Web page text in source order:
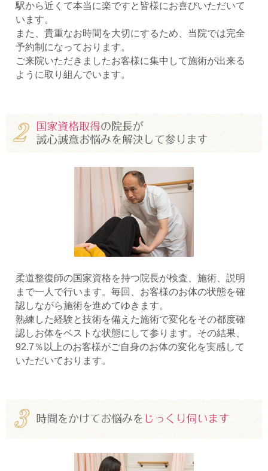
駅から近くて本当に楽ですと皆様にお喜びいただいて
います。
また、貴重なお時間を大切にするため、当院では完全
予約制になっております。
ご来院いただきましたお客様に集中して施術が出来る
ように取り組んでいます。
柔道整復師の国家資格を持つ院長が検査、施術、説明
まで一人で行います。毎回、お客様のお体の状態を確
認しながら施術を進めてゆきます。
熟練した経験と技術を備えた施術で変化をその都度確
認しお体をベストな状態にして参ります。その結果、
92.7％以上のお客様がご自身のお体の変化を実感して
いただいております。